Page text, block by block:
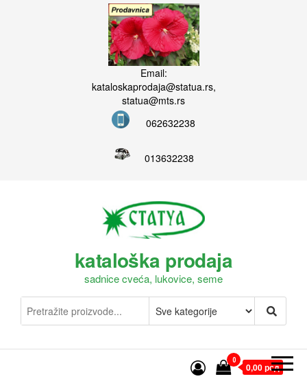
Email:
kataloskaprodaja@statua.rs,
statua@mts.rs
062632238
013632238
kataloška prodaja
sadnice cveća, lukovice, seme
0
0,00 рсд